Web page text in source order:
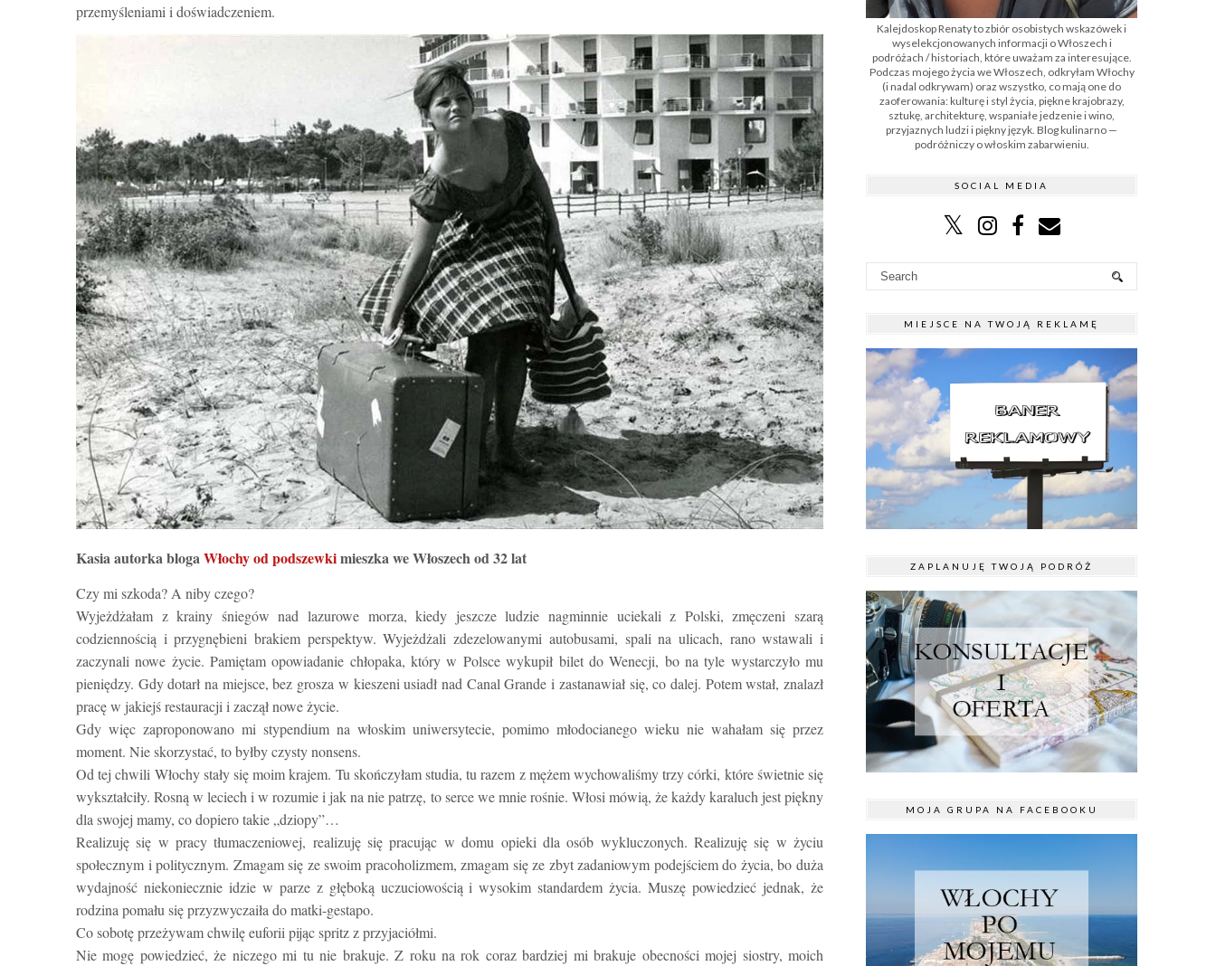
przemyśleniami i doświadczeniem.
Kasia autorka blogaWłochy od podszewkimieszka we Włoszech od 32 lat
Czy mi szkoda? A niby czego?
Wyjeżdżałam z krainy śniegów nad lazurowe morza, kiedy jeszcze ludzie nagminnie uciekali z Polski, zmęczeni szarą
codziennością i przygnębieni brakiem perspektyw. Wyjeżdżali zdezelowanymi autobusami, spali na ulicach, rano wstawali i
zaczynali nowe życie. Pamiętam opowiadanie chłopaka, który w Polsce wykupił bilet do Wenecji, bo na tyle wystarczyło mu
pieniędzy. Gdy dotarł na miejsce, bez grosza w kieszeni usiadł nad Canal Grande i zastanawiał się, co dalej. Potem wstał, znalazł
pracę w jakiejś restauracji i zaczął nowe życie.
Gdy więc zaproponowano mi stypendium na włoskim uniwersytecie, pomimo młodocianego wieku nie wahałam się przez
moment. Nie skorzystać, to byłby czysty nonsens.
Od tej chwili Włochy stały się moim krajem. Tu skończyłam studia, tu razem z mężem wychowaliśmy trzy córki, które świetnie się
wykształciły. Rosną w leciech i w rozumie i jak na nie patrzę, to serce we mnie rośnie. Włosi mówią, że każdy karaluch jest piękny
dla swojej mamy, co dopiero takie „dziopy”…
Realizuję się w pracy tłumaczeniowej, realizuję się pracując w domu opieki dla osób wykluczonych. Realizuję się w życiu
społecznym i politycznym. Zmagam się ze swoim pracoholizmem, zmagam się ze zbyt zadaniowym podejściem do życia, bo duża
wydajność niekoniecznie idzie w parze z głęboką uczuciowością i wysokim standardem życia. Muszę powiedzieć jednak, że
rodzina pomału się przyzwyczaiła do matki-gestapo.
Co sobotę przeżywam chwilę euforii pijąc spritz z przyjaciółmi.
Nie mogę powiedzieć, że niczego mi tu nie brakuje. Z roku na rok coraz bardziej mi brakuje obecności mojej siostry, moich
Kalejdoskop Renaty to zbiór osobistych wskazówek i
wyselekcjonowanych informacji o Włoszech i
podróżach / historiach, które uważam za interesujące.
Podczas mojego życia we Włoszech, odkryłam Włochy
(i nadal odkrywam) oraz wszystko, co mają one do
zaoferowania: kulturę i styl życia, piękne krajobrazy,
sztukę, architekturę, wspaniałe jedzenie i wino,
przyjaznych ludzi i piękny język. Blog kulinarno —
podróżniczy o włoskim zabarwieniu.
SOCIAL MEDIA
MIEJSCE NA TWOJĄ REKLAMĘ
ZAPLANUJĘ TWOJĄ PODRÓŻ
MOJA GRUPA NA FACEBOOKU